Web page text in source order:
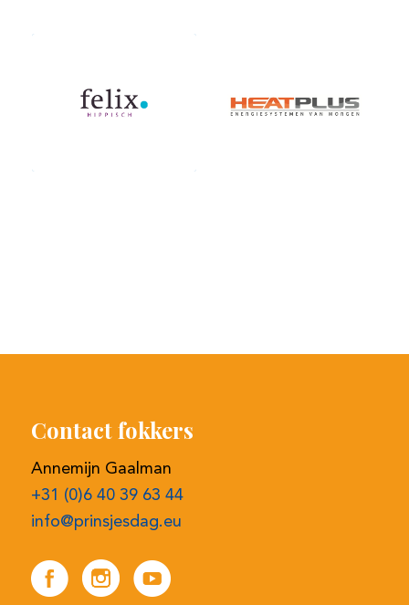
Contact fokkers
Annemijn Gaalman
+31 (0)6 40 39 63 44
info@prinsjesdag.eu